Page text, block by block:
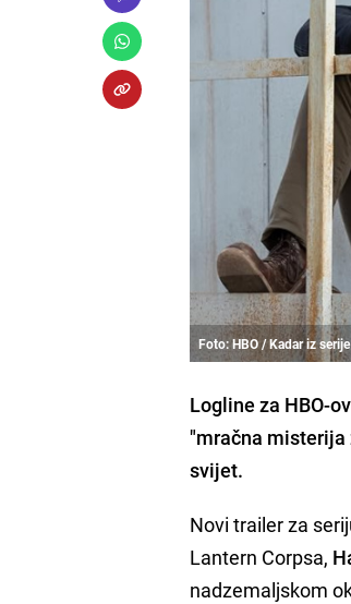
Foto: HBO / Kadar iz
Logline za HBO-
"mračna misterija
svijet.
Novi trailer za
Lantern Corpsa,
nadzemaljskom